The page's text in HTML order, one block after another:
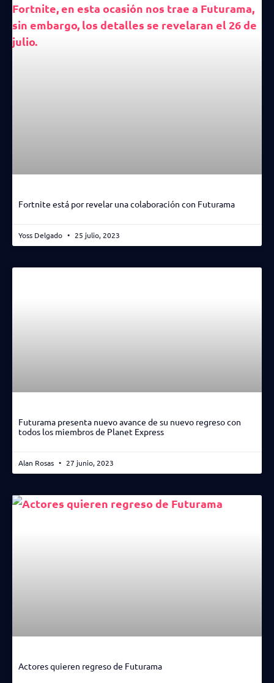
Fortnite está por revelar una colaboración con Futurama
Yoss Delgado 25 julio, 2023
Futurama presenta nuevo avance de su nuevo regreso con
todos los miembros de Planet Express
Alan Rosas 27 junio, 2023
Actores quieren regreso de Futurama